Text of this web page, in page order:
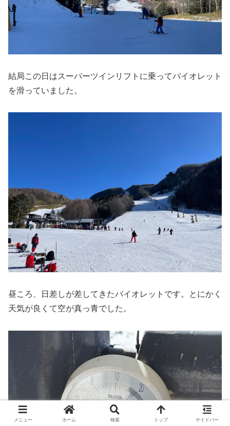
結局この日はスーパーツインリフトに乗ってバイオレット
を滑っていました。
昼ころ、日差しが差してきたバイオレットです。とにかく
天気が良くて空が真っ青でした。
メニュー ホーム 検索 トップ サイドバー